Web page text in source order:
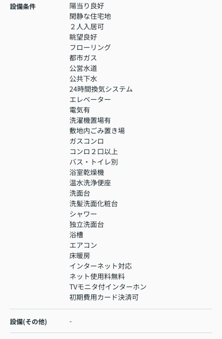
設備条件
陽当り良好
閑静な住宅地
２人入居可
眺望良好
フローリング
都市ガス
公営水道
公共下水
24時間換気システム
エレベーター
電気有
洗濯機置場有
敷地内ごみ置き場
ガスコンロ
コンロ２口以上
バス・トイレ別
浴室乾燥機
温水洗浄便座
洗面台
洗髪洗面化粧台
シャワー
独立洗面台
浴槽
エアコン
床暖房
インターネット対応
ネット使用料無料
TVモニタ付インターホン
初期費用カード決済可
設備(その他) -